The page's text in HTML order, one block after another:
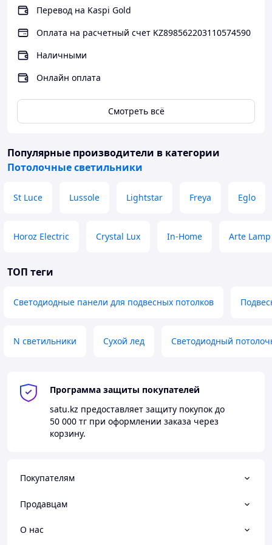
Перевод на Kaspi Gold
Оплата на расчетный счет KZ898562203110574590
Наличными
Онлайн оплата
Смотреть всё
Популярные производители в категории
Потолочные светильники
St Luce Lussole Lightstar Freya Eglo
Horoz Electric Crystal Lux In-Home Arte Lamp
ТОП теги
Светодиодные панели для подвесных потолков
N светильники Сухой лед Светодиодный
Программа защиты покупателей
satu.kz предоставляет защиту покупок до
50 000 тг при оформлении заказа через
корзину.
Покупателям
Продавцам
О нас